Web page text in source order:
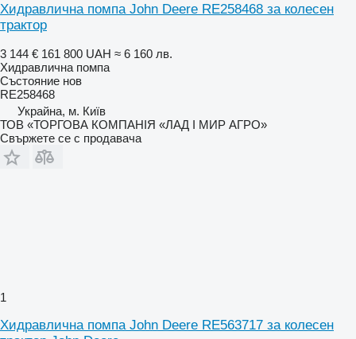
Хидравлична помпа John Deere RE258468 за колесен
трактор
3 144 € 161 800 UAH ≈ 6 160 лв.
Хидравлична помпа
Състояние нов
RE258468
Украйна, м. Київ
ТОВ «ТОРГОВА КОМПАНІЯ «ЛАД І МИР АГРО»
Свържете се с продавача
1
Хидравлична помпа John Deere RE563717 за колесен